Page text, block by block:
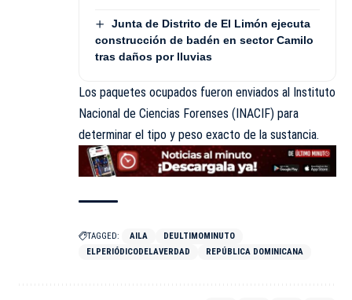
Junta de Distrito de El Limón ejecuta
construcción de badén en sector Camilo
tras daños por lluvias
Los paquetes ocupados fueron enviados al Instituto
Nacional de Ciencias Forenses (INACIF) para
determinar el tipo y peso exacto de la sustancia.
TAGGED: AILA
DEULTIMOMINUTO
ELPERIÓDICODELAVERDAD
REPÚBLICA DOMINICANA